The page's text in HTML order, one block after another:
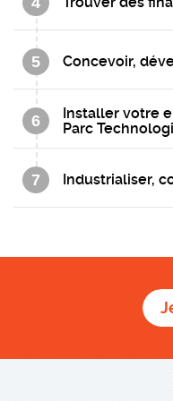
5 Concevoir,
6
Installer votre
Parc
7 Industrialiser,